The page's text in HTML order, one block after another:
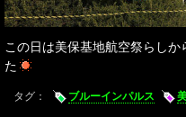
この日は美保基地航空祭らし
た
タグ： ブルーインパルス